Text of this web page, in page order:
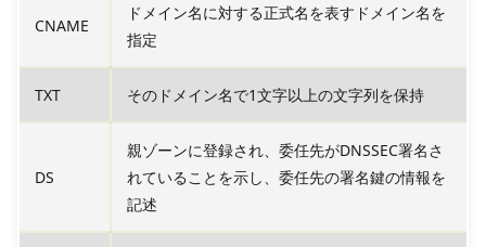
CNAME
ドメイン名に対する正式名を表すドメイン名を
指定
TXT そのドメイン名で1文字以上の文字列を保持
DS
親ゾーンに登録され、委任先がDNSSEC署名さ
れていることを示し、委任先の署名鍵の情報を
記述